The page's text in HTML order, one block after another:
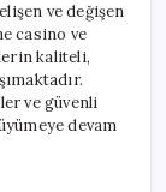
ve değişen
casino ve
kaliteli,
ve güvenli
devam